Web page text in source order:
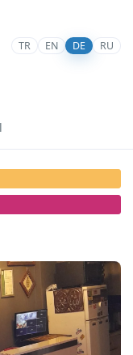
TR EN DE RU